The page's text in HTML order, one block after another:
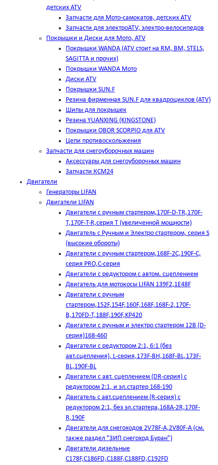
детских ATV
Запчасти для Мото-самокатов, детских ATV
Запчасти для электроATV, электро-велосипедов
Покрышки и Диски для Мото, ATV
Покрышки WANDA (АТV стоит на RM, BM, STELS,
SAGITTA и прочих)
Покрышки WANDA Мото
Диски ATV
Покрышки SUN.F
Резина фирменная SUN.F для квадроциклов (АТV)
Шипы для покрышек
Резина YUANXING (KINGSTONE)
Покрышки OBOR SCORPIO для ATV
Цепи противоскольжения
Запчасти для снегоуборочных машин
Аксессуары для снегоуборочных машин
Запчасти КСМ24
Двигатели
Генераторы LIFAN
Двигатели LIFAN
Двигатели с ручным стартером,170F-D-TR,170F-
T,170F-T-R,серия Т (увеличенной мощности)
Двигатель с Ручным и Электро стартером, серия S
(высокие обороты)
Двигатели с ручным стартером,168F-2C,190F-C,
серия PRO,C-серия
Двигатели с редуктором с автом. сцеплением
Двигатель для мотокосы LIFAN 139F2,1E48F
Двигатели с ручным
стартером,152F,154F,160F,168F,168F-2,170F-
B,170FD-T,188F,190F,KP420
Двигатели с ручным и электро стартером 12В (D-
серия)168-460
Двигатели с редуктором 2:1, 6:1 (без
авт.сцепления), L-серия,173F-BH,168F-BL,173F-
BL,190F-BL
Двигатели с авт. сцеплением (DR-серия) с
редуктором 2:1, и эл.стартер 168-190
Двигатель с авт.сцеплением (R-серия) с
редуктором 2:1, без эл.стартера,168А-2R,170F-
R,190F
Двигатели для снегоходов 2V78F-A,2V80F-A (см.
также раздел "ЗИП снегоход Буран")
Двигатели дизельные
C178F,С186FD,C188F,C188FD,C192FD